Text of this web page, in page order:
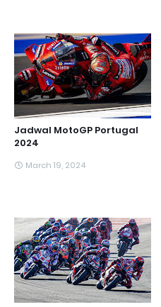
Jadwal MotoGP Portugal
2024
March 19, 2024